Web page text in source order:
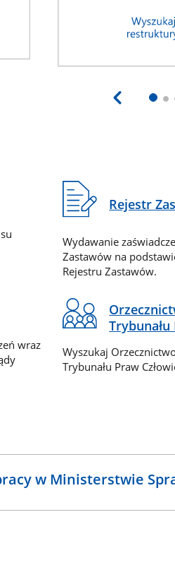
Rejestr
Wydawanie
Zastawów na
Rejestru Zastawów.
wraz
Trybunału
Wyszukaj
Trybunału Praw
w Ministerstwie